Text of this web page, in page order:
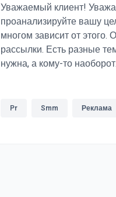
Уважаемый клиент!
проанализируйте вашу
многом зависит от этого.
рассылки. Есть разные
нужна, а кому-то наоборот.
Pr Smm Реклама